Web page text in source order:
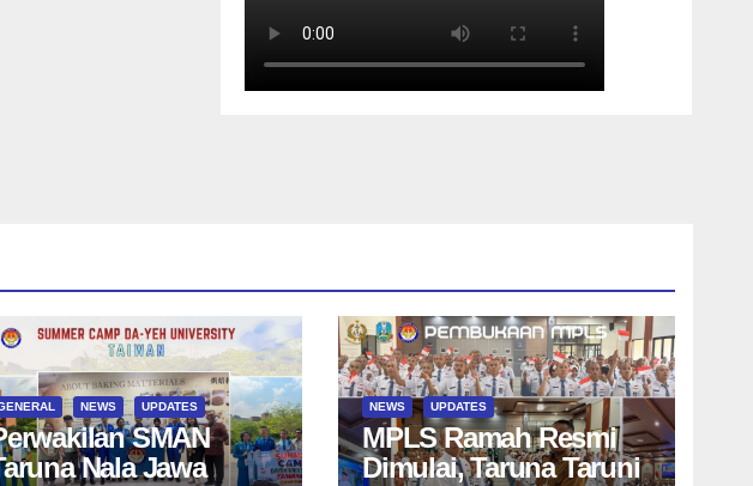
NEWS UPDATES
SMAN
Nala Jawa
NEWS UPDATES
MPLS Ramah Resmi
Dimulai, Taruna Taruni